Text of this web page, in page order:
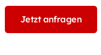
Jetzt anfragen